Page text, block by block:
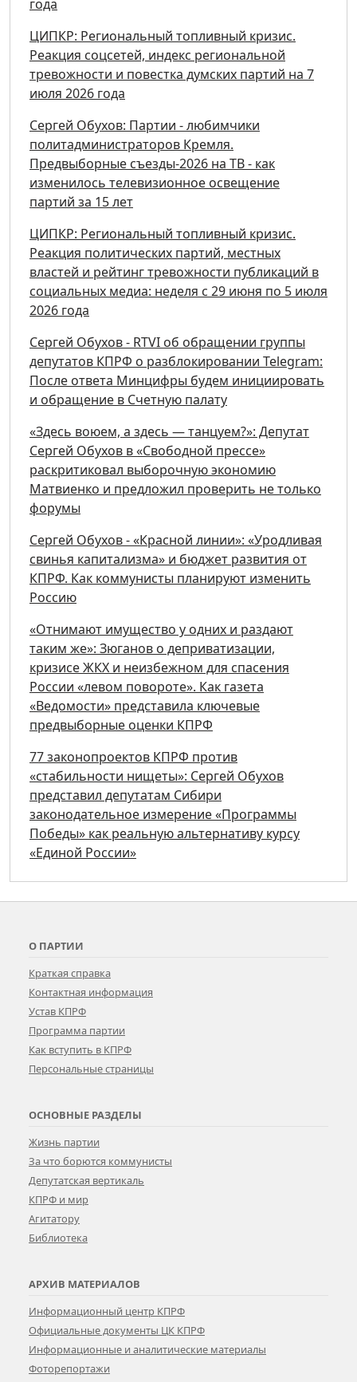
года
ЦИПКР: Региональный топливный кризис.
Реакция соцсетей, индекс региональной
тревожности и повестка думских партий на 7
июля 2026 года
Сергей Обухов: Партии - любимчики
политадминистраторов Кремля.
Предвыборные съезды-2026 на ТВ - как
изменилось телевизионное освещение
партий за 15 лет
ЦИПКР: Региональный топливный кризис.
Реакция политических партий, местных
властей и рейтинг тревожности публикаций в
социальных медиа: неделя с 29 июня по 5 июля
2026 года
Сергей Обухов - RTVI об обращении группы
депутатов КПРФ о разблокировании Telegram:
После ответа Минцифры будем инициировать
и обращение в Счетную палату
«Здесь воюем, а здесь — танцуем?»: Депутат
Сергей Обухов в «Свободной прессе»
раскритиковал выборочную экономию
Матвиенко и предложил проверить не только
форумы
Сергей Обухов - «Красной линии»: «Уродливая
свинья капитализма» и бюджет развития от
КПРФ. Как коммунисты планируют изменить
Россию
«Отнимают имущество у одних и раздают
таким же»: Зюганов о деприватизации,
кризисе ЖКХ и неизбежном для спасения
России «левом повороте». Как газета
«Ведомости» представила ключевые
предвыборные оценки КПРФ
77 законопроектов КПРФ против
«стабильности нищеты»: Сергей Обухов
представил депутатам Сибири
законодательное измерение «Программы
Победы» как реальную альтернативу курсу
«Единой России»
О ПАРТИИ
Краткая справка
Контактная информация
Устав КПРФ
Программа партии
Как вступить в КПРФ
Персональные страницы
ОСНОВНЫЕ РАЗДЕЛЫ
Жизнь партии
За что борются коммунисты
Депутатская вертикаль
КПРФ и мир
Агитатору
Библиотека
АРХИВ МАТЕРИАЛОВ
Информационный центр КПРФ
Официальные документы ЦК КПРФ
Информационные и аналитические материалы
Фоторепортажи